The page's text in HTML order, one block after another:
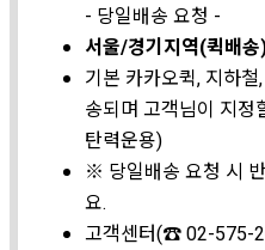
- 당일배송 요청 -
서울/경기지역(퀵배
기본 카카오퀵, 지하
송되며 고객님이 지정
탄력운용)
※ 당일배송 요청 시
요.
고객센터(☎ 02-575-